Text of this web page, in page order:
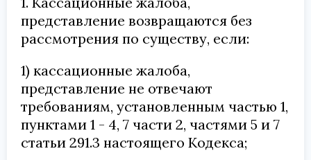
представление возвращаются без
рассмотрения по существу, если:
1) кассационные жалоба,
представление не отвечают
требованиям, установленным частью 1,
пунктами 1 - 4, 7 части 2, частями 5 и 7
статьи 291.3 настоящего Кодекса;